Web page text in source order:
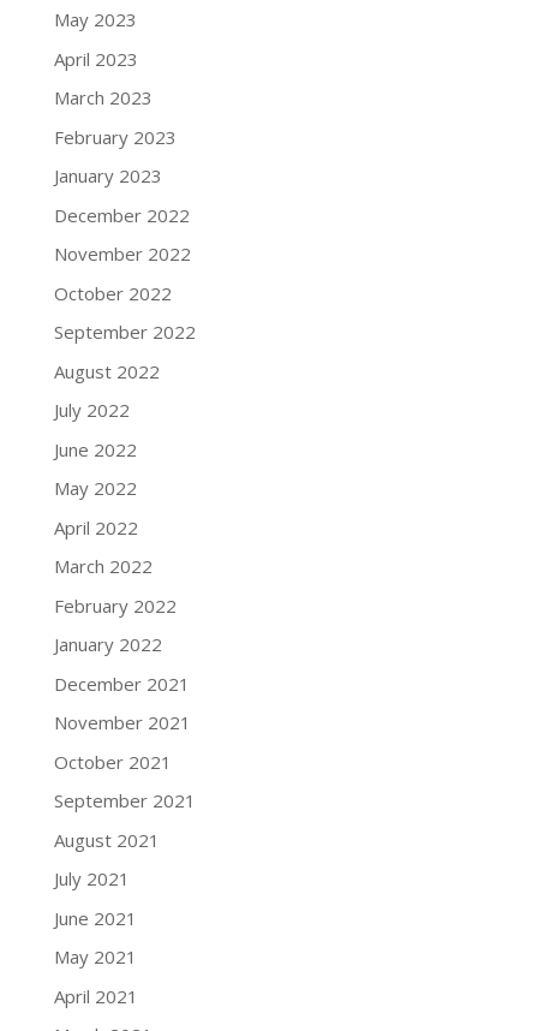
May 2023
April 2023
March 2023
February 2023
January 2023
December 2022
November 2022
October 2022
September 2022
August 2022
July 2022
June 2022
May 2022
April 2022
March 2022
February 2022
January 2022
December 2021
November 2021
October 2021
September 2021
August 2021
July 2021
June 2021
May 2021
April 2021